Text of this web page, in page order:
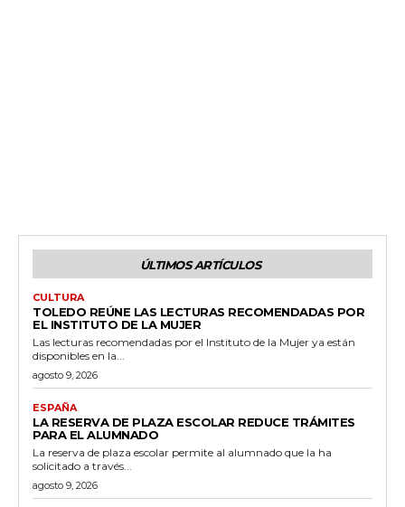
ÚLTIMOS ARTÍCULOS
CULTURA
TOLEDO REÚNE LAS LECTURAS RECOMENDADAS POR
EL INSTITUTO DE LA MUJER
Las lecturas recomendadas por el Instituto de la Mujer ya están
disponibles en la...
agosto 9, 2026
ESPAÑA
LA RESERVA DE PLAZA ESCOLAR REDUCE TRÁMITES
PARA EL ALUMNADO
La reserva de plaza escolar permite al alumnado que la ha
solicitado a través...
agosto 9, 2026